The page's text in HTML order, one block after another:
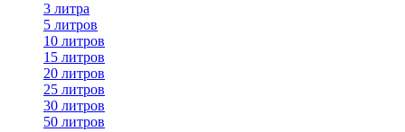
3 литра
5 литров
10 литров
15 литров
20 литров
25 литров
30 литров
50 литров